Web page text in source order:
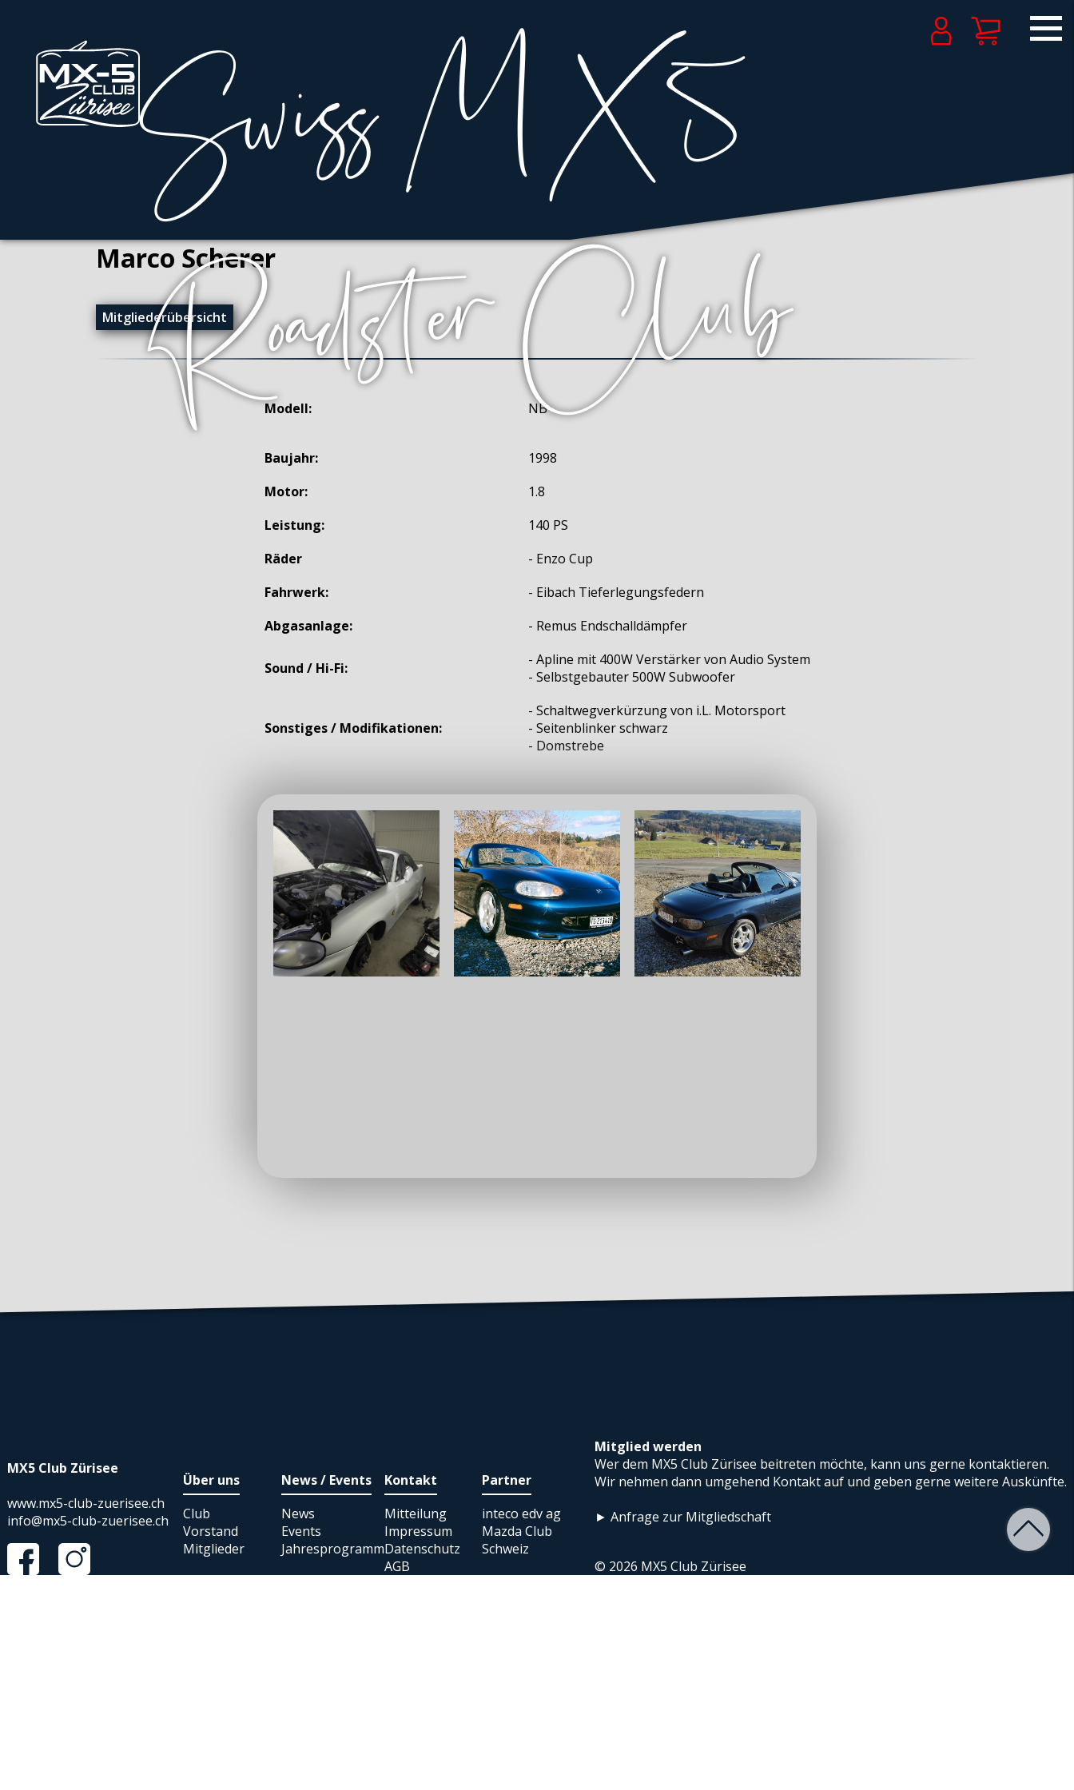
Marco Scherer
Mitgliederübersicht
Modell: NB
Baujahr:
1998
Motor:
1.8
Leistung:
140 PS
Räder
- Enzo Cup
Fahrwerk:
- Eibach Tieferlegungsfedern
Abgasanlage:
- Remus Endschalldämpfer
Sound / Hi-Fi:
- Apline mit 400W Verstärker von Audio System
- Selbstgebauter 500W Subwoofer
Sonstiges / Modifikationen:
- Schaltwegverkürzung von i.L. Motorsport
- Seitenblinker schwarz
- Domstrebe
MX5 Club Zürisee
www.mx5-club-zuerisee.ch
info@mx5-club-zuerisee.ch
Über uns
Club
Vorstand
Mitglieder
News / Events
News
Events
Jahresprogramm
Kontakt
Mitteilung
Impressum
Datenschutz
AGB
Partner
inteco edv ag
Mazda Club
Schweiz
Mitglied werden
Wer dem MX5 Club Zürisee beitreten möchte, kann uns gerne kontaktieren.
Wir nehmen dann umgehend Kontakt auf und geben gerne weitere Auskünfte.
► Anfrage zur Mitgliedschaft
© 2026 MX5 Club Zürisee